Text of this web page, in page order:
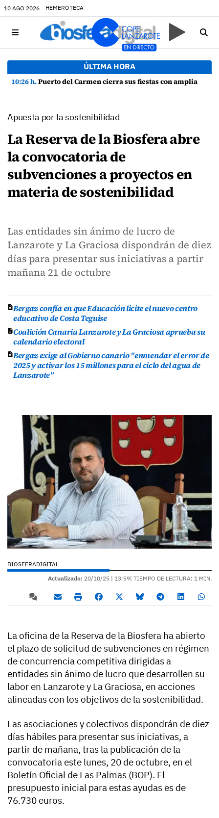
10 AGO 2026 HEMEROTECA
ÚLTIMA HORA
10:26 h.Puerto del Carmen cierra sus fiestas con amplia participación y buen ambiente
Apuesta por la sostenibilidad
La Reserva de la Biosfera abre
la convocatoria de
subvenciones a proyectos en
materia de sostenibilidad
Las entidades sin ánimo de lucro de
Lanzarote y La Graciosa dispondrán de diez
días para presentar sus iniciativas a partir
mañana 21 de octubre
Bergaz confía en que Educación licite el nuevo centro
educativo de Costa Teguise
Coalición Canaria Lanzarote y La Graciosa aprueba su
calendario electoral
Bergaz exige al Gobierno canario "enmendar el error de
2025 y activar los 15 millones para el ciclo del agua de
Lanzarote"
BIOSFERADIGITAL
Actualizado: 20/10/25 | 13:59| TIEMPO DE LECTURA: 1 MIN.
La oficina de la Reserva de la Biosfera ha abierto
el plazo de solicitud de subvenciones en régimen
de concurrencia competitiva dirigidas a
entidades sin ánimo de lucro que desarrollen su
labor en Lanzarote y La Graciosa, en acciones
alineadas con los objetivos de la sostenibilidad.
Las asociaciones y colectivos dispondrán de diez
días hábiles para presentar sus iniciativas, a
partir de mañana, tras la publicación de la
convocatoria este lunes, 20 de octubre, en el
Boletín Oficial de Las Palmas (BOP). El
presupuesto inicial para estas ayudas es de
76.730 euros.